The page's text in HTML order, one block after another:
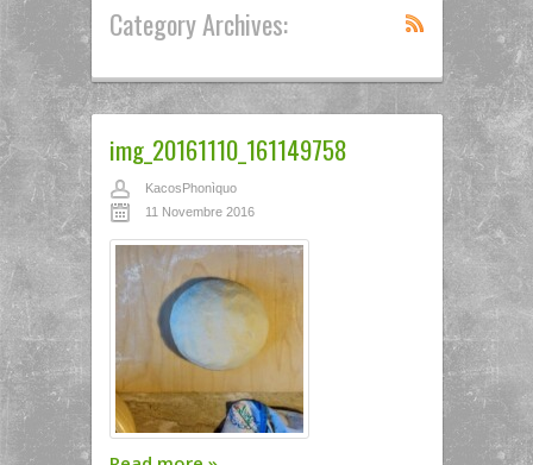
Category Archives:
img_20161110_161149758
KacosPhonìquo
11 Novembre 2016